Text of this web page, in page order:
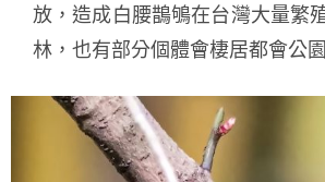
放，造成白腰鵲鴝在台灣大量繁
林，也有部分個體會棲居都會公